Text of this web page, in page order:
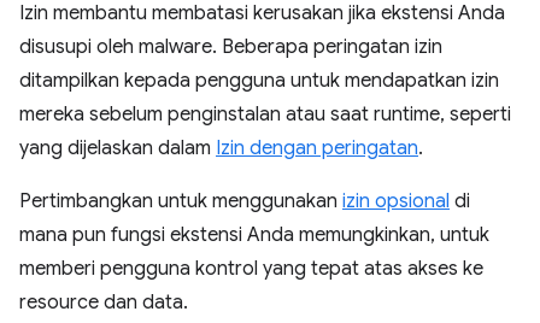
Izin membantu membatasi kerusakan jika ekstensi Anda
disusupi oleh malware. Beberapa peringatan izin
ditampilkan kepada pengguna untuk mendapatkan izin
mereka sebelum penginstalan atau saat runtime, seperti
yang dijelaskan dalam Izin dengan peringatan.
Pertimbangkan untuk menggunakan izin opsional di
mana pun fungsi ekstensi Anda memungkinkan, untuk
memberi pengguna kontrol yang tepat atas akses ke
resource dan data.